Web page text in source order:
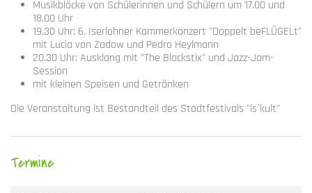
Musikblöcke von Schülerinnen und Schülern um 17.00 und
18.00 Uhr
19.30 Uhr: 6. Iserlohner Kammerkonzert "Doppelt beFLÜGELt"
mit Lucia von Zadow und Pedro Heylmann
20.30 Uhr: Ausklang mit "The Blackstix" und Jazz-Jam-
Session
mit kleinen Speisen und Getränken
Die Veranstaltung ist Bestandteil des Stadtfestivals "is´kult"
Termine